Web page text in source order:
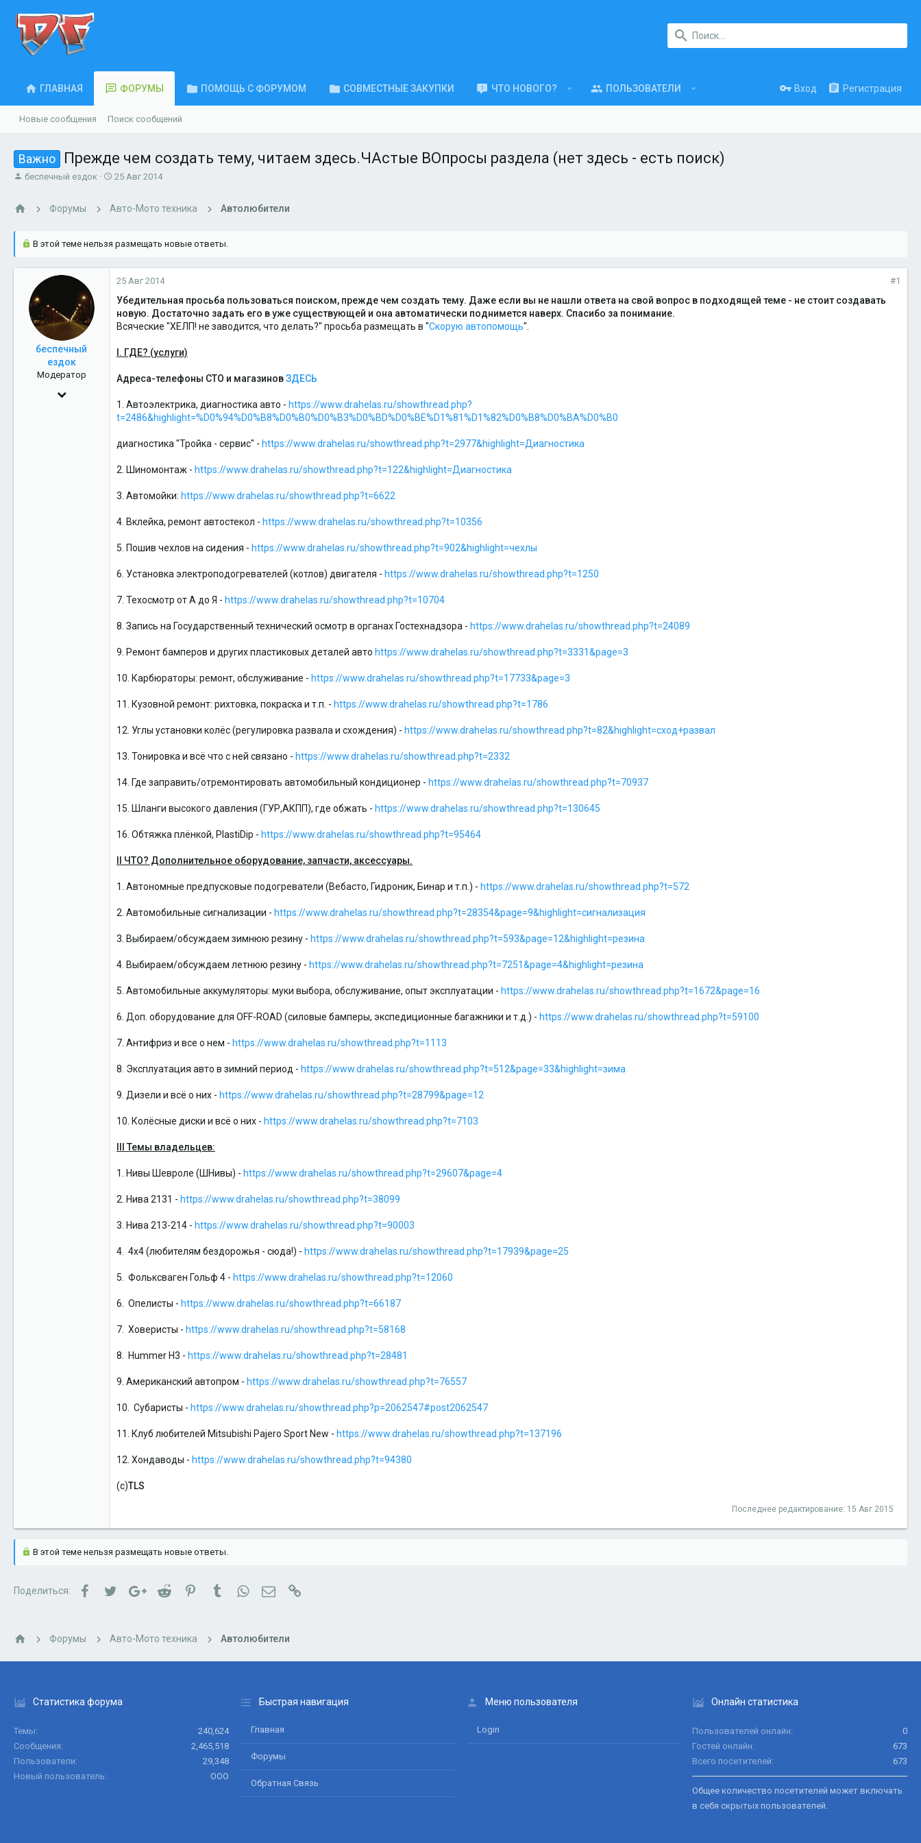
ГЛАВНАЯ ФОРУМЫ ПОМОЩЬ С ФОРУМОМ СОВМЕСТНЫЕ ЗАКУПКИ ЧТО НОВОГО? ПОЛЬЗОВАТЕЛИ Вход Регистрация
Новые сообщения Поиск сообщений
Важно Прежде чем создать тему, читаем здесь.ЧАстые ВОпросы раздела (нет здесь - есть поиск)
А
т
е
беспечный ездок
Д
а
ч
а
25 Авг 2014
Форумы Авто-Мото техника Автолюбители
В этой теме нельзя размещать новые ответы.
беспечный
ездок
Модератор
18 Апр 2010
25 Авг 2014 #1
Убедительная просьба пользоваться поиском, прежде чем создать тему. Даже если вы не нашли ответа на свой вопрос в подходящей теме - не стоит создавать
новую. Достаточно задать его в уже существующей и она автоматически поднимется наверх. Спасибо за понимание.
Всяческие "ХЕЛП! не заводится, что делать?" просьба размещать в "Скорую автопомощь".
I. ГДЕ? (услуги)
Адреса-телефоны СТО и магазиновЗДЕСЬ
1. Автоэлектрика, диагностика авто - https://www.drahelas.ru/showthread.php?
t=2486&highlight=%D0%94%D0%B8%D0%B0%D0%B3%D0%BD%D0%BE%D1%81%D1%82%D0%B8%D0%BA%D0%B0
диагностика "Тройка - сервис" - https://www.drahelas.ru/showthread.php?t=2977&highlight=Диагностика
2. Шиномонтаж - https://www.drahelas.ru/showthread.php?t=122&highlight=Диагностика
3. Автомойки: https://www.drahelas.ru/showthread.php?t=6622
4. Вклейка, ремонт автостекол - https://www.drahelas.ru/showthread.php?t=10356
5. Пошив чехлов на сидения - https://www.drahelas.ru/showthread.php?t=902&highlight=чехлы
6. Установка электроподогревателей (котлов) двигателя - https://www.drahelas.ru/showthread.php?t=1250
7. Техосмотр от А до Я - https://www.drahelas.ru/showthread.php?t=10704
8. Запись на Государственный технический осмотр в органах Гостехнадзора - https://www.drahelas.ru/showthread.php?t=24089
9. Ремонт бамперов и других пластиковых деталей авто https://www.drahelas.ru/showthread.php?t=3331&page=3
10. Карбюраторы: ремонт, обслуживание - https://www.drahelas.ru/showthread.php?t=17733&page=3
11. Кузовной ремонт: рихтовка, покраска и т.п. - https://www.drahelas.ru/showthread.php?t=1786
12. Углы установки колёс (регулировка развала и схождения) - https://www.drahelas.ru/showthread.php?t=82&highlight=сход+развал
13. Тонировка и всё что с ней связано - https://www.drahelas.ru/showthread.php?t=2332
14. Где заправить/отремонтировать автомобильный кондиционер - https://www.drahelas.ru/showthread.php?t=70937
15. Шланги высокого давления (ГУР,АКПП), где обжать - https://www.drahelas.ru/showthread.php?t=130645
16. Обтяжка плёнкой, PlastiDip - https://www.drahelas.ru/showthread.php?t=95464
II ЧТО? Дополнительное оборудование, запчасти, аксессуары.
1. Автономные предпусковые подогреватели (Вебасто, Гидроник, Бинар и т.п.) - https://www.drahelas.ru/showthread.php?t=572
2. Автомобильные сигнализации - https://www.drahelas.ru/showthread.php?t=28354&page=9&highlight=сигнализация
3. Выбираем/обсуждаем зимнюю резину - https://www.drahelas.ru/showthread.php?t=593&page=12&highlight=резина
4. Выбираем/обсуждаем летнюю резину - https://www.drahelas.ru/showthread.php?t=7251&page=4&highlight=резина
5. Автомобильные аккумуляторы: муки выбора, обслуживание, опыт эксплуатации - https://www.drahelas.ru/showthread.php?t=1672&page=16
6. Доп. оборудование для OFF-ROAD (силовые бамперы, экспедиционные багажники и т.д.) - https://www.drahelas.ru/showthread.php?t=59100
7. Антифриз и все о нем - https://www.drahelas.ru/showthread.php?t=1113
8. Эксплуатация авто в зимний период - https://www.drahelas.ru/showthread.php?t=512&page=33&highlight=зима
9. Дизели и всё о них - https://www.drahelas.ru/showthread.php?t=28799&page=12
10. Колёсные диски и всё о них - https://www.drahelas.ru/showthread.php?t=7103
III Темы владельцев:
1. Нивы Шевроле (ШНивы) - https://www.drahelas.ru/showthread.php?t=29607&page=4
2. Нива 2131 - https://www.drahelas.ru/showthread.php?t=38099
3. Нива 213-214 - https://www.drahelas.ru/showthread.php?t=90003
4. 4x4 (любителям бездорожья - сюда!) - https://www.drahelas.ru/showthread.php?t=17939&page=25
5. Фольксваген Гольф 4 - https://www.drahelas.ru/showthread.php?t=12060
6. Опелисты - https://www.drahelas.ru/showthread.php?t=66187
7. Ховеристы - https://www.drahelas.ru/showthread.php?t=58168
8. Hummer H3 - https://www.drahelas.ru/showthread.php?t=28481
9. Американский автопром - https://www.drahelas.ru/showthread.php?t=76557
10. Субаристы - https://www.drahelas.ru/showthread.php?p=2062547#post2062547
11. Клуб любителей Mitsubishi Pajero Sport New - https://www.drahelas.ru/showthread.php?t=137196
12. Хондаводы - https://www.drahelas.ru/showthread.php?t=94380
(с)TLS
Последнее редактирование: 15 Авг 2015
В этой теме нельзя размещать новые ответы.
Поделиться: FacebookTwitterGoogle+Reddit PinterestTumblrWhatsAppЭлектронная почта
Форумы Авто-Мото техника Автолюбители
Статистика форума
Темы
240,624
Сообщения
2,465,518
Пользователи
29,348
Новый пользователь
ООО
Быстрая навигация
Главная
Форумы
Обратная Связь
Меню пользователя
Login
Онлайн статистика
Пользователей онлайн
0
Гостей онлайн
673
Всего посетителей
673
Общее количество посетителей может включать
в себя скрытых пользователей.